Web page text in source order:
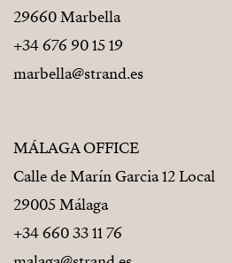
29660 Marbella
+34 676 90 15 19
marbella@strand.es
MÁLAGA OFFICE
Calle de Marín Garcia 12 Local
29005 Málaga
+34 660 33 11 76